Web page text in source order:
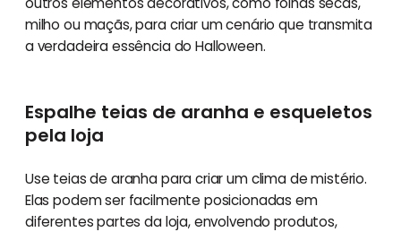
milho ou maçãs, para criar um cenário que transmita
a verdadeira essência do Halloween.
Espalhe teias de aranha e esqueletos
pela loja
Use teias de aranha para criar um clima de mistério.
Elas podem ser facilmente posicionadas em
diferentes partes da loja, envolvendo produtos,